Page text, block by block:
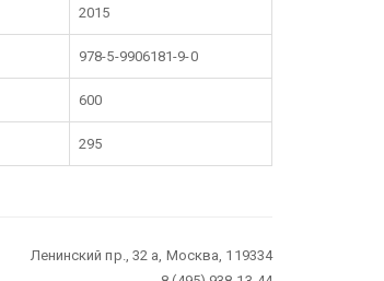
2015
978-5-9906181-9-0
600
295
Ленинский пр., 32 а, Москва, 119334